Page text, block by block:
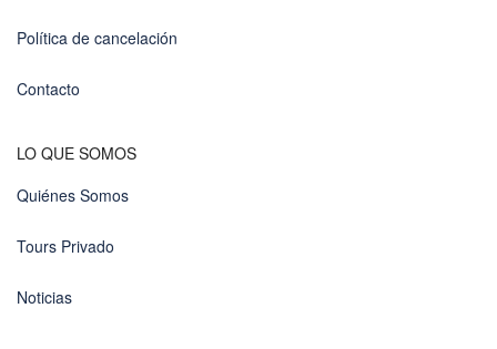
Política de cancelación
Contacto
LO QUE SOMOS
Quiénes Somos
Tours Privado
Noticias